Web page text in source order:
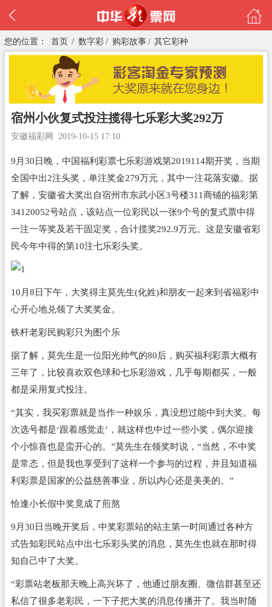
您的位置： 首页 / 数字彩 / 购彩故事 / 其它彩种
宿州小伙复式投注揽得七乐彩大奖292万
安徽福彩网 2019-10-15 17:10
9月30日晚，中国福利彩票七乐彩游戏第2019114期开奖，当期
全国中出2注头奖，单注奖金279万元，其中一注花落安徽。据
了解，安徽省大奖出自宿州市东武小区3号楼311商铺的福彩第
34120052号站点，该站点一位彩民以一张9个号的复式票中得
一注一等奖及若干固定奖，合计揽奖292.9万元。这是安徽省彩
民今年中得的第10注七乐彩头奖。
10月8日下午，大奖得主莫先生(化姓)和朋友一起来到省福彩中
心开心地兑领了大奖奖金。
铁杆老彩民购彩只为图个乐
据了解，莫先生是一位阳光帅气的80后，购买福利彩票大概有
三年了，比较喜欢双色球和七乐彩游戏，几乎每期都买，一般
都是采用复式投注。
“其实，我买彩票就是当作一种娱乐，真没想过能中到大奖。每
次选号都是‘跟着感觉走’，就这样也中过一些小奖，偶尔迎接
个小惊喜也是蛮开心的。”莫先生在领奖时说，“当然，不中奖
是常态，但是我也享受到了这样一个参与的过程，并且知道福
利彩票是国家的公益慈善事业，所以内心还是美美的。”
恰逢小长假中奖竟成了煎熬
9月30日当晚开奖后，中奖彩票站的站主第一时间通过各种方
式告知彩民站点中出七乐彩头奖的消息，莫先生也就在那时得
知自己中了大奖。
“彩票站老板那天晚上高兴坏了，他通过朋友圈、微信群甚至还
私信了很多老彩民，一下子把大奖的消息传播开了。我当时随